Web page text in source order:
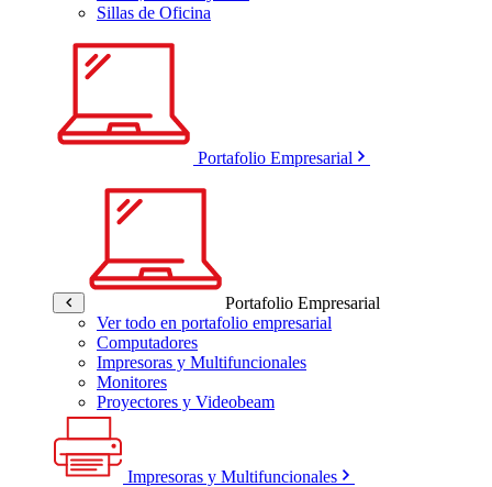
Sillas de Oficina
Portafolio Empresarial
Portafolio Empresarial
Ver todo en portafolio empresarial
Computadores
Impresoras y Multifuncionales
Monitores
Proyectores y Videobeam
Impresoras y Multifuncionales